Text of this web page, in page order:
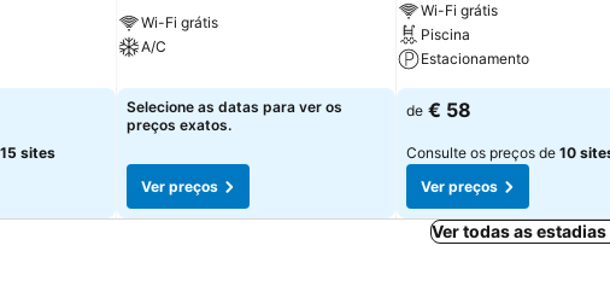
15 sites
Wi-Fi grátis
A/C
Selecione as datas para ver os
preços exatos.
Ver preços
Wi-Fi grátis
Piscina
Estacionamento
de € 58
Consulte os preços de 10
Ver preços
Ver todas as